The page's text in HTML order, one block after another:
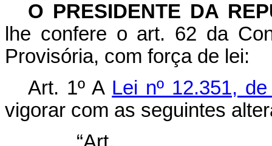
O PRESIDENTE DA
lhe confere o art. 62 da
Provisória, com força de lei:
Art. 1º A Lei nº 12.351,
vigorar com as seguintes